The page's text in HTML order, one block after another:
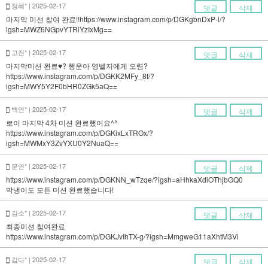
정혜* | 2025-02-17 삭제
댓글
마지막 미션 참여 완료!!https://www.instagram.com/p/DGKgbnDxP-l/?
igsh=MWZ6NGpvYTRlYzIxMg==
고진* | 2025-02-17 삭제
댓글
마지막미션 완료♥? 행운아 영벨지에게 오렴?
https://www.instagram.com/p/DGKK2MFy_8f/?
igsh=MWY5Y2F0bHR0ZGk5aQ==
백연* | 2025-02-17 삭제
댓글
로이 마지막 4차 미션 완료했어요^^
https://www.instagram.com/p/DGKixLxTROx/?
igsh=MWMxY3ZvYXU0Y2NuaQ==
문연* | 2025-02-17 삭제
댓글
https://www.instagram.com/p/DGKNN_wTzqe/?igsh=aHhkaXdiOThjbGQ0
막냉이도 모든 미션 완료했습니다!
김소* | 2025-02-17 삭제
댓글
최종미션 참여완료
https://www.instagram.com/p/DGKJvIhTX-g/?igsh=MmgweG11aXhtM3Vi
김다* | 2025-02-17 삭제
댓글